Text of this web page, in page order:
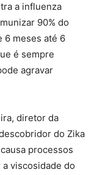
a influenza
90% do
6 meses até 6
é sempre
agravar
diretor da
do Zika
processos
viscosidade do